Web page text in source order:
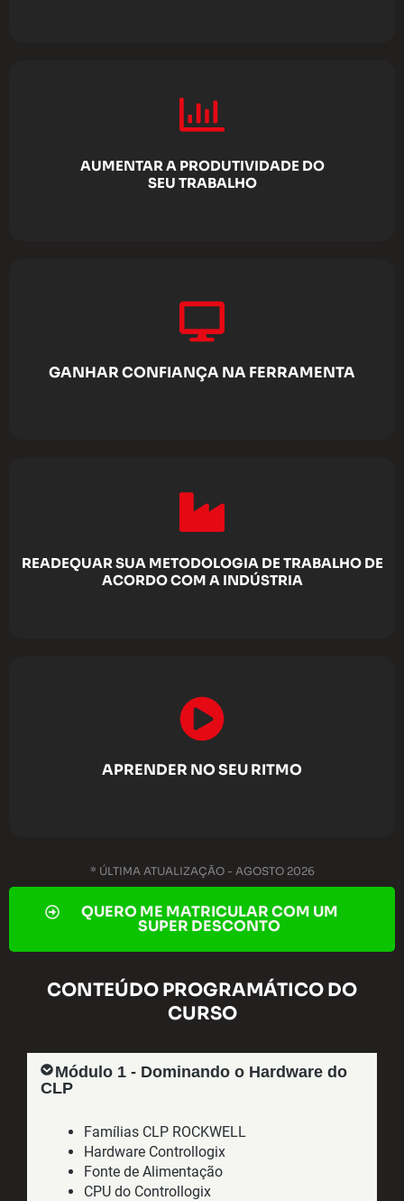
AUMENTAR A PRODUTIVIDADE DO
SEU TRABALHO
GANHAR CONFIANÇA NA FERRAMENTA
READEQUAR SUA METODOLOGIA DE TRABALHO DE
ACORDO COM A INDÚSTRIA
APRENDER NO SEU RITMO
* ÚLTIMA ATUALIZAÇÃO - AGOSTO 2026
QUERO ME MATRICULAR COM UM
SUPER DESCONTO
CONTEÚDO PROGRAMÁTICO DO
CURSO
Módulo 1 - Dominando o Hardware do
CLP
Famílias CLP ROCKWELL
Hardware Controllogix
Fonte de Alimentação
CPU do Controllogix